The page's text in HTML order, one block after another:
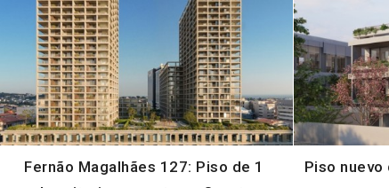
Fernão Magalhães 127: Piso de 1
Piso